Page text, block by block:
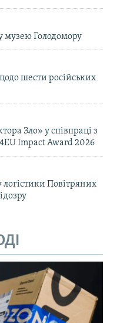
музею Голодомору
шести російських
Зло» у співпраці з
Impact Award 2026
Повітряних